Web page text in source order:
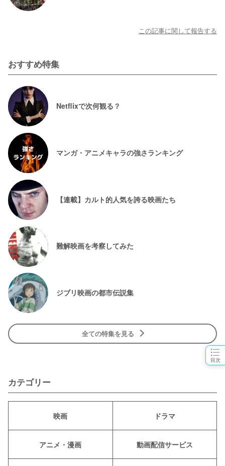
目次
この記事に関して報告する
おすすめ特集
Netflixで次何観る？
マンガ・アニメキャラの強さランキング
【連載】カルト的人気を誇る映画たち
難解映画を考察してみた
ジブリ映画の都市伝説集
全ての特集を見る
カテゴリー
映画 ドラマ
アニメ・漫画 動画配信サービス